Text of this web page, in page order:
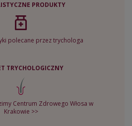
PRODUKTY
polecane przez trychologa
TRYCHOLOGICZNY
Centrum Zdrowego Włosa w
Krakowie >>